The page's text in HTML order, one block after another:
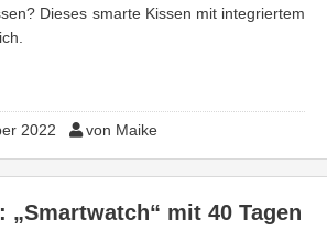
Dieses smarte Kissen mit integriertem
2022 von Maike
„Smartwatch“ mit 40 Tagen